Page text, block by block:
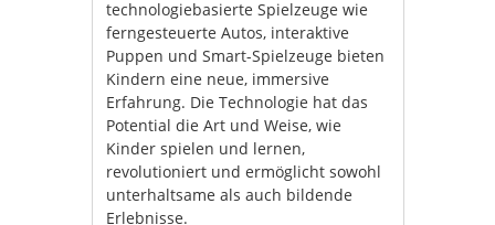
technologiebasierte Spielzeuge wie
ferngesteuerte Autos, interaktive
Puppen und Smart-Spielzeuge bieten
Kindern eine neue, immersive
Erfahrung. Die Technologie hat das
Potential die Art und Weise, wie
Kinder spielen und lernen,
revolutioniert und ermöglicht sowohl
unterhaltsame als auch bildende
Erlebnisse.